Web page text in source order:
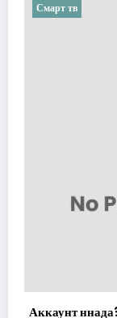
Смарт тв
Аккаунт